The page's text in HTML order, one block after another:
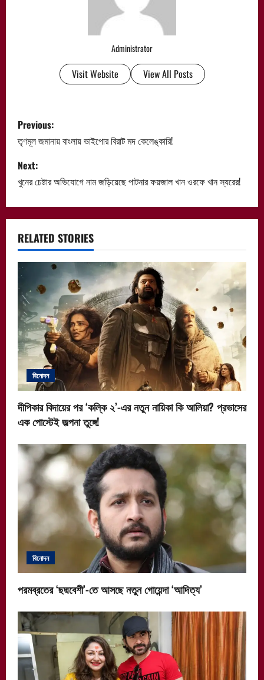
Administrator
Visit Website View All Posts
P
o
s
t
n
a
v
i
g
a
t
i
o
n
Previous:
তৃণমূল জমানায় বাংলায় ভাইপোর বিরাট মদ কেলেঙ্কারি!
Next:
খুনের চেষ্টার অভিযোগে নাম জড়িয়েছে পাটনার ফয়জাল খান ওরফে খান স্যরের!
RELATED STORIES
বিনোদন
দীপিকার বিদায়ের পর ‘কল্কি ২’-এর নতুন নায়িকা কি আলিয়া? প্রভাসের
এক পোস্টেই জল্পনা তুঙ্গে!
বিনোদন
পরমব্রতের ‘ছদ্মবেশী’-তে আসছে নতুন গোয়েন্দা ‘আদিত্য’